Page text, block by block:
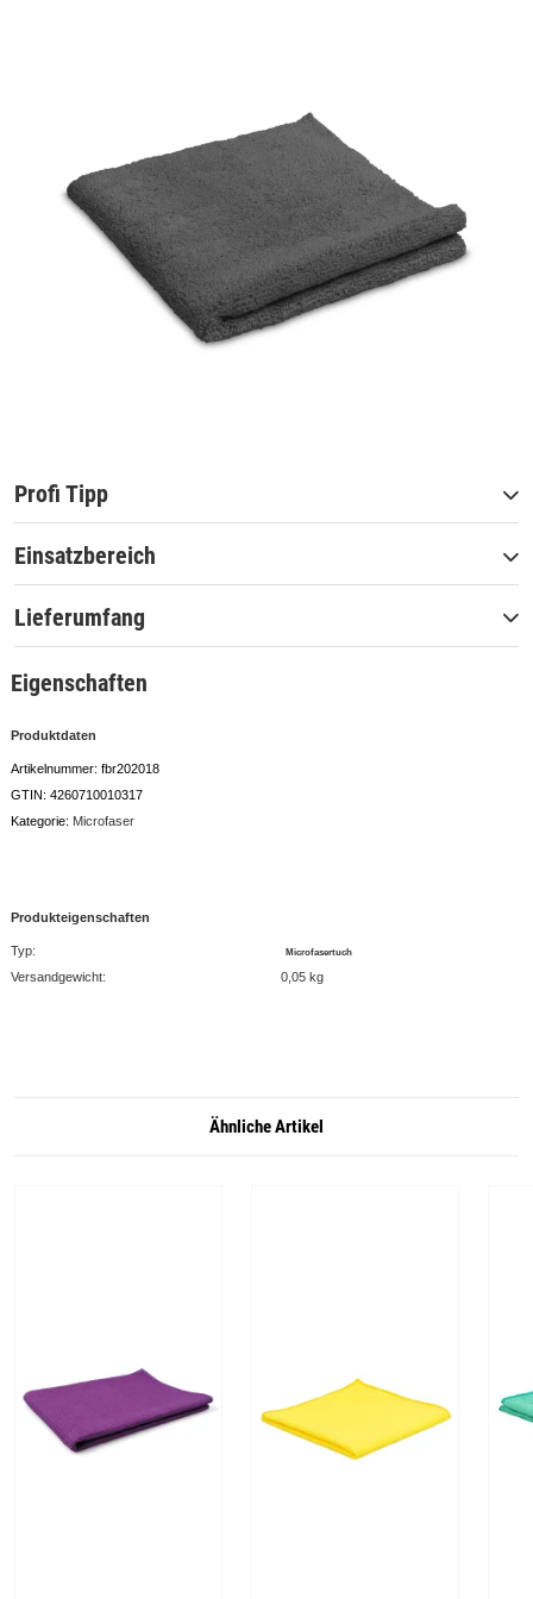
Profi Tipp
Einsatzbereich
Lieferumfang
Eigenschaften
Produktdaten
Artikelnummer: fbr202018
GTIN: 4260710010317
Kategorie: Microfaser
Produkteigenschaften
Typ: Microfasertuch
Versandgewicht: 0,05 kg
Ähnliche Artikel